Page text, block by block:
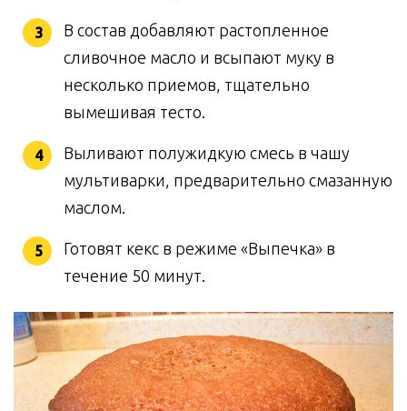
В состав добавляют растопленное
сливочное масло и всыпают муку в
несколько приемов, тщательно
вымешивая тесто.
Выливают полужидкую смесь в чашу
мультиварки, предварительно смазанную
маслом.
Готовят кекс в режиме «Выпечка» в
течение 50 минут.